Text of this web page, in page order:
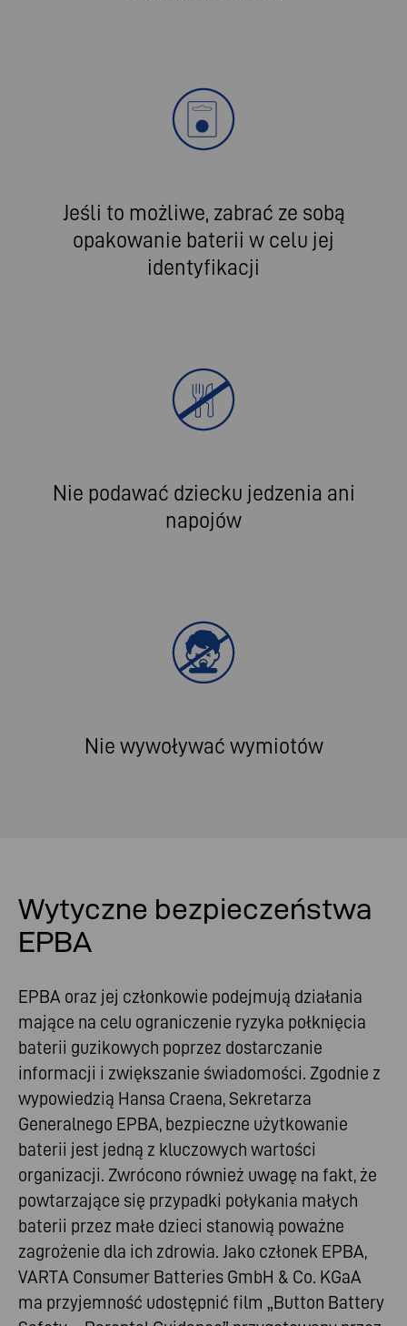
Jeśli to możliwe, zabrać ze sobą
opakowanie baterii w celu jej
identyfikacji
Nie podawać dziecku jedzenia ani
napojów
Nie wywoływać wymiotów
Wytyczne bezpieczeństwa
EPBA
EPBA oraz jej członkowie podejmują działania
mające na celu ograniczenie ryzyka połknięcia
baterii guzikowych poprzez dostarczanie
informacji i zwiększanie świadomości. Zgodnie z
wypowiedzią Hansa Craena, Sekretarza
Generalnego EPBA, bezpieczne użytkowanie
baterii jest jedną z kluczowych wartości
organizacji. Zwrócono również uwagę na fakt, że
powtarzające się przypadki połykania małych
baterii przez małe dzieci stanowią poważne
zagrożenie dla ich zdrowia. Jako członek EPBA,
VARTA Consumer Batteries GmbH & Co. KGaA
ma przyjemność udostępnić film „Button Battery